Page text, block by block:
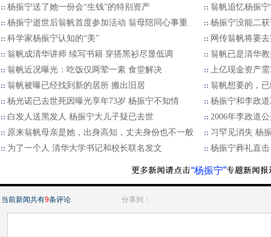
杨振宁送了她一份会“生钱”的特别资产
翁帆追忆杨振
杨振宁逝世后翁帆首度参加活动 翁母陪同心事重
杨振宁没能二
科学家杨振宁认知的“美”
网传翁帆将要
翁帆成清华讲师 续写书籍 穿搭黑衫尽显低调
翁帆已是清华
翁帆近况曝光：吃饭仅两荤一素 食堂解决
上亿现金资产
翁帆被曝已经找到新的居所 搬出旧居
翁帆想要的，
杨光诺已去世死因曝光享年73岁 杨振宁不知情
杨振宁和李政
白发人送黑发人 杨振宁大儿子疑已去世
2006年李政道
原来翁帆母亲是她，出身高知，丈夫身份也不一般
习罕见消失 杨
为了一个人 清华大学书记和校长联名发文
杨振宁葬礼直
“杨振宁”
当前新闻共有9条评论 分享到：